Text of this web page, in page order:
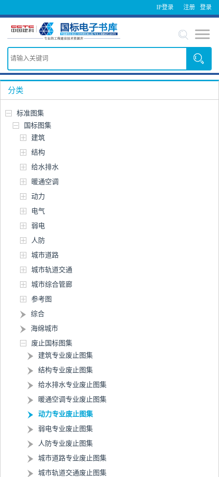
IP登录 登录
注册
分类
标准图集
国标图集
建筑
结构
给水排水
暖通空调
动力
电气
弱电
人防
城市道路
城市轨道交通
城市综合管廊
参考图
综合
海绵城市
废止国标图集
建筑专业废止图集
结构专业废止图集
给水排水专业废止图集
暖通空调专业废止图集
动力专业废止图集
弱电专业废止图集
人防专业废止图集
城市道路专业废止图集
城市轨道交通废止图集